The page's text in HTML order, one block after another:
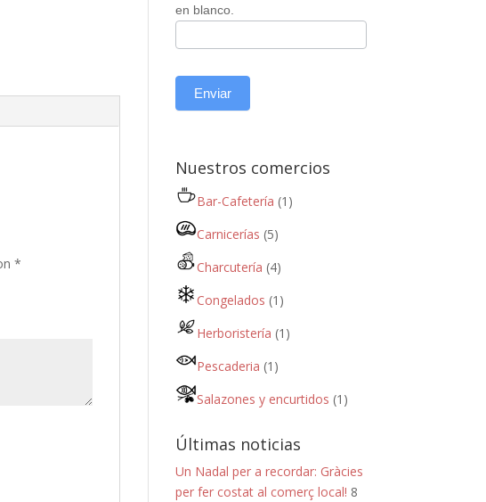
*
en blanco.
Enviar
Nuestros comercios
Bar-Cafetería (1)
Carnicerías (5)
Charcutería (4)
Congelados (1)
Herboristería (1)
Pescaderia (1)
Salazones y encurtidos (1)
Últimas noticias
Un Nadal per a recordar: Gràcies
per fer costat al comerç local! 8